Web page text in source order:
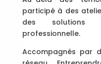
participé à des
des solutions
professionnelle.
Accompagnés par